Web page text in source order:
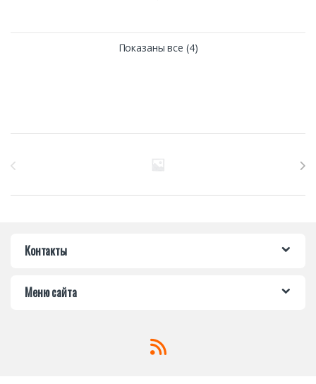
Показаны все (4)
Контакты
Меню сайта